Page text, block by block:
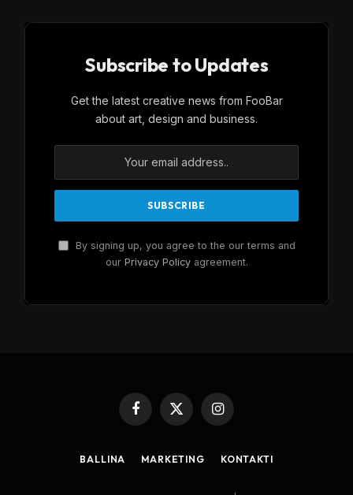
Subscribe to Updates
Get the latest creative news from FooBar
about art, design and business.
By signing up, you agree to the our terms and
our Privacy Policyagreement.
Facebook
X
(Twitter)
Instagram
BALLINA MARKETING KONTAKTI